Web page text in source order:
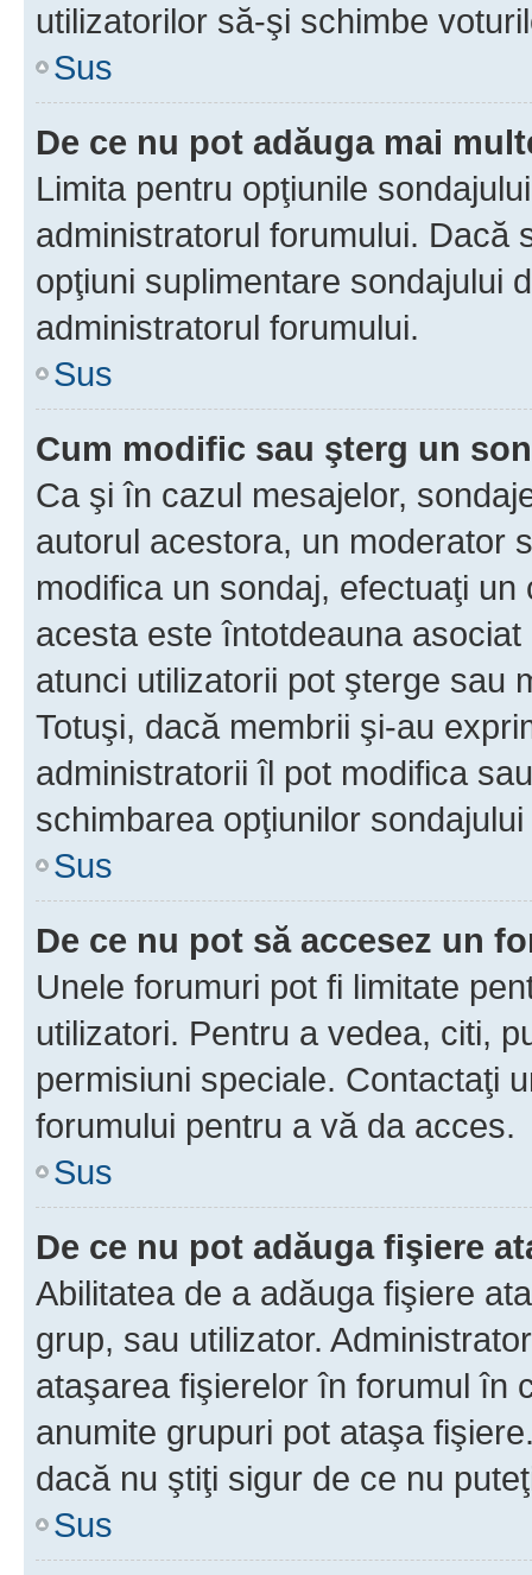
utilizatorilor să-şi schimbe
Sus
De ce nu pot adăuga mai
Limita pentru opţiunile
administratorul forumului. Dacă
opţiuni suplimentare sondajului
administratorul forumului.
Sus
Cum modific sau şterg un
Ca şi în cazul mesajelor,
autorul acestora, un moderator
modifica un sondaj, efectuaţi
acesta este întotdeauna
atunci utilizatorii pot şterge sau
Totuşi, dacă membrii şi-au
administratorii îl pot modifica
schimbarea opţiunilor
Sus
De ce nu pot să accesez un
Unele forumuri pot fi limitate
utilizatori. Pentru a vedea, citi,
permisiuni speciale. Contactaţi
forumului pentru a vă da acces.
Sus
De ce nu pot adăuga fişiere
Abilitatea de a adăuga fişiere
grup, sau utilizator.
ataşarea fişierelor în forumul în
anumite grupuri pot ataşa
dacă nu ştiţi sigur de ce nu
Sus